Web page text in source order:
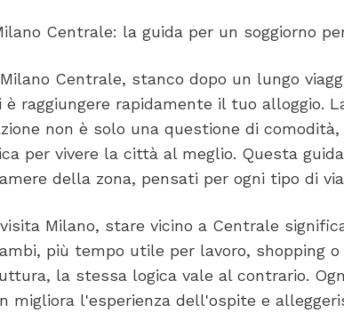
Centrale: la guida per un soggiorno
Centrale, stanco dopo un lungo
è raggiungere rapidamente il tuo alloggio.
non è solo una questione di comodità,
per vivere la città al meglio. Questa
della zona, pensati per ogni tipo di
Milano, stare vicino a Centrale
più tempo utile per lavoro, shopping
la stessa logica vale al contrario.
migliora l'esperienza dell'ospite e